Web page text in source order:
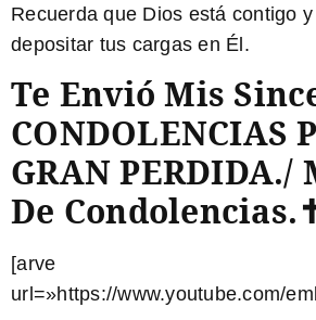
Recuerda que Dios está contigo
depositar tus cargas en Él.
Te Envió Mis
CONDOLENCIAS
GRAN PERDIDA./
De
[arve
url=»https://www.youtube.com/